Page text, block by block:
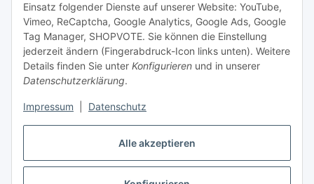
Alle akzeptieren
Einsatz folgender Dienste auf unserer Website: YouTube,
Vimeo, ReCaptcha, Google Analytics, Google Ads, Google
Tag Manager, SHOPVOTE. Sie können die Einstellung
jederzeit ändern (Fingerabdruck-Icon links unten). Weitere
Details finden Sie unter Konfigurieren und in unserer
Datenschutzerklärung.
Impressum Datenschutz
Newsletter Abonnieren
Bitte senden Sie mir entsprechend Ihrer
Datenschutzerklärungregelmäßig und jederzeit widerruflich
Informationen zu Ihrem Produktsortiment per E-Mail zu.
Abonnieren
Newsletter Abonnieren